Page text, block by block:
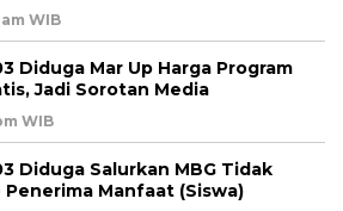
WIB
Diduga Mar Up Harga Program
Jadi Sorotan Media
WIB
Diduga Salurkan MBG Tidak
Penerima Manfaat (Siswa)